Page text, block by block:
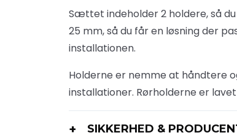
Sættet indeholder 2 holdere, så
25 mm, så du får en løsning der
installationen.
Holderne er nemme at håndtere
installationer. Rørholderne er
SIKKERHED &